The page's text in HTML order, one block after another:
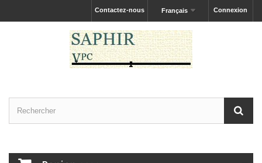
Connexion
Français
Contactez-nous